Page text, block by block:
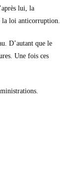
lui, la
la loi anticorruption.
D’autant que le
Une fois ces